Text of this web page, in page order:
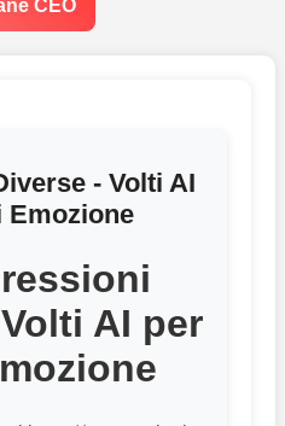
CEO
- Volti AI
Emozione
AI per